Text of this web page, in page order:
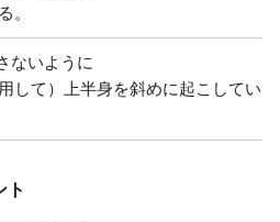
。
ないように
して）上半身を斜めに起こしてい
ト